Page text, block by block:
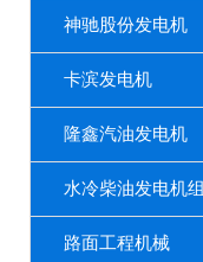
神驰股份发电机
卡滨发电机
隆鑫汽油发电机
水冷柴油发电机组
路面工程机械